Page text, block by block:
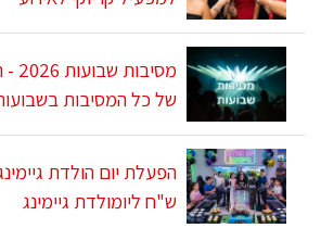
של כל המסיבות
ש"ח ליומולדת גיימינג